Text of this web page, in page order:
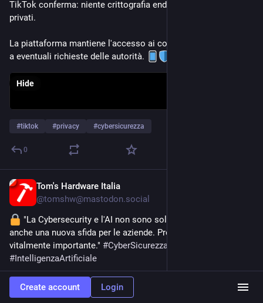
TikTok conferma: niente crittografia end-to-end per i messaggi
privati.
La piattaforma mantiene l'accesso ai contenuti per rispondere
a eventuali richieste delle autorità.
Hide
#tiktok #privacy #cybersicurezza
0
Tom's Hardware Italia
@tomshw@mastodon.social
"La Cybersecurity e l'AI non sono solo un'opportunità, ma
anche una nuova sfida per le aziende. Proteggere i dati diventa
vitalmente importante." #CyberSicurezza
# IntelligenzaArtificiale
tomshw.it/business/cybersecuri
Create account Login